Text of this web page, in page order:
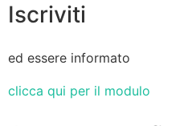
Iscriviti
ed essere informato
clicca qui per il modulo